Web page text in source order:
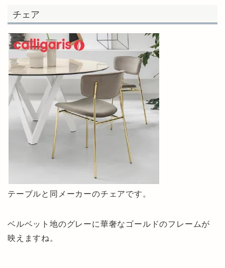
チェア
テーブルと同メーカーのチェアです。
ベルベット地のグレーに華奢なゴールドのフレームが
映えますね。